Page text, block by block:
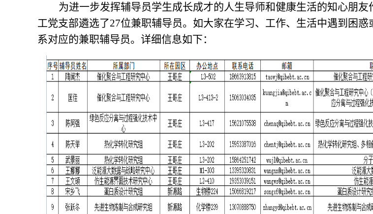
为进一步发挥辅导员学生成长成才的人生导师和健康生活的知心朋友
工党支部遴选了27位兼职辅导员。如大家在学习、工作、生活中遇到困惑
系对应的兼职辅导员。详细信息如下：